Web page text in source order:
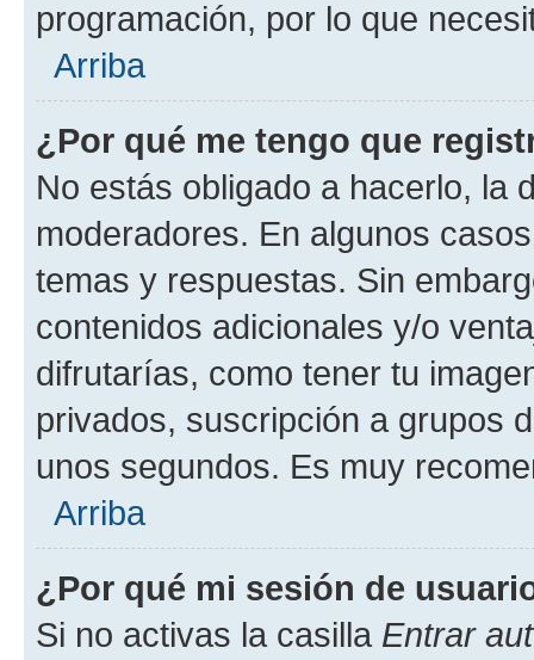
programación, por lo que
Arriba
¿Por qué me tengo que
No estás obligado a hacerlo, la
moderadores. En algunos
temas y respuestas. Sin
contenidos adicionales y/o
difrutarías, como tener tu
privados, suscripción a grupos
unos segundos. Es muy
Arriba
¿Por qué mi sesión de
Si no activas la casilla Entrar